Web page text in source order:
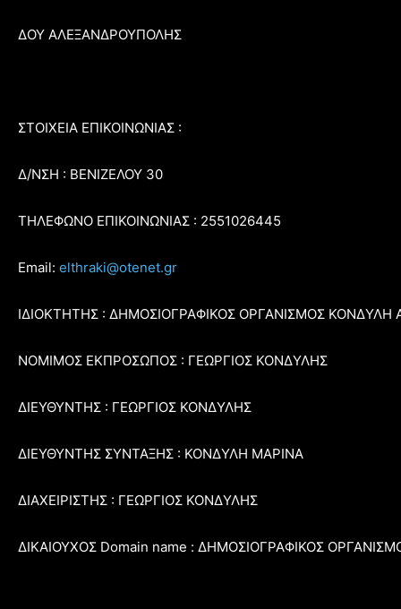
ΔΟΥ ΑΛΕΞΑΝΔΡΟΥΠΟΛΗΣ
ΣΤΟΙΧΕΙΑ ΕΠΙΚΟΙΝΩΝΙΑΣ :
Δ/ΝΣΗ : ΒΕΝΙΖΕΛΟΥ 30
ΤΗΛΕΦΩΝΟ ΕΠΙΚΟΙΝΩΝΙΑΣ : 2551026445
Email: elthraki@otenet.gr
ΙΔΙΟΚΤΗΤΗΣ : ΔΗΜΟΣΙΟΓΡΑΦΙΚΟΣ ΟΡΓΑΝΙΣΜΟΣ ΚΟΝΔΥΛΗ
ΝΟΜΙΜΟΣ ΕΚΠΡΟΣΩΠΟΣ : ΓΕΩΡΓΙΟΣ ΚΟΝΔΥΛΗΣ
ΔΙΕΥΘΥΝΤΗΣ : ΓΕΩΡΓΙΟΣ ΚΟΝΔΥΛΗΣ
ΔΙΕΥΘΥΝΤΗΣ ΣΥΝΤΑΞΗΣ : ΚΟΝΔΥΛΗ ΜΑΡΙΝΑ
ΔΙΑΧΕΙΡΙΣΤΗΣ : ΓΕΩΡΓΙΟΣ ΚΟΝΔΥΛΗΣ
ΔΙΚΑΙΟΥΧΟΣ Domain name : ΔΗΜΟΣΙΟΓΡΑΦΙΚΟΣ